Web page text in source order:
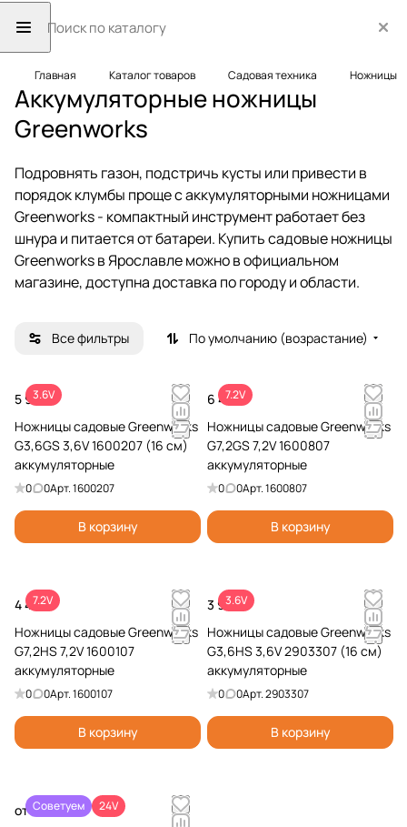
Главная Каталог товаров Садовая техника Ножницы
Аккумуляторные ножницы
Greenworks
Подровнять газон, подстричь кусты или привести в
порядок клумбы проще с аккумуляторными ножницами
Greenworks - компактный инструмент работает без
шнура и питается от батареи. Купить садовые ножницы
Greenworks в Ярославле можно в официальном
магазине, доступна доставка по городу и области.
Все фильтры По умолчанию (возрастание)
3.6V
5 990 ₽
Ножницы садовые Greenworks
G3,6GS 3,6V 1600207 (16 см)
аккумуляторные
0 0Арт.1600207
В корзину
7.2V
6 490 ₽
Ножницы садовые Greenworks
G7,2GS 7,2V 1600807
аккумуляторные
0 0Арт.1600807
В корзину
7.2V
4 490 ₽
Ножницы садовые Greenworks
G7,2HS 7,2V 1600107
аккумуляторные
0 0Арт.1600107
В корзину
3.6V
3 990 ₽
Ножницы садовые Greenworks
G3,6HS 3,6V 2903307 (16 см)
аккумуляторные
0 0Арт.2903307
В корзину
Советуем 24V
от 6 990 ₽